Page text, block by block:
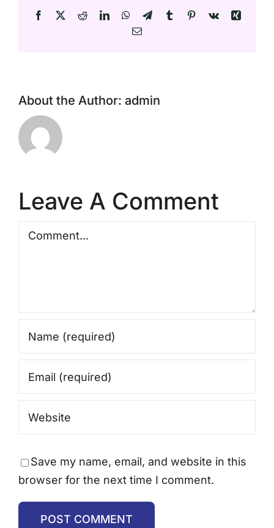
Facebook
X RedditLinkedInWhatsApp
TelegramTumblrPinterest
Vk
Xing
Email
About the Author: admin
Leave A Comment
Comment
Save my name, email, and website in this
browser for the next time I comment.